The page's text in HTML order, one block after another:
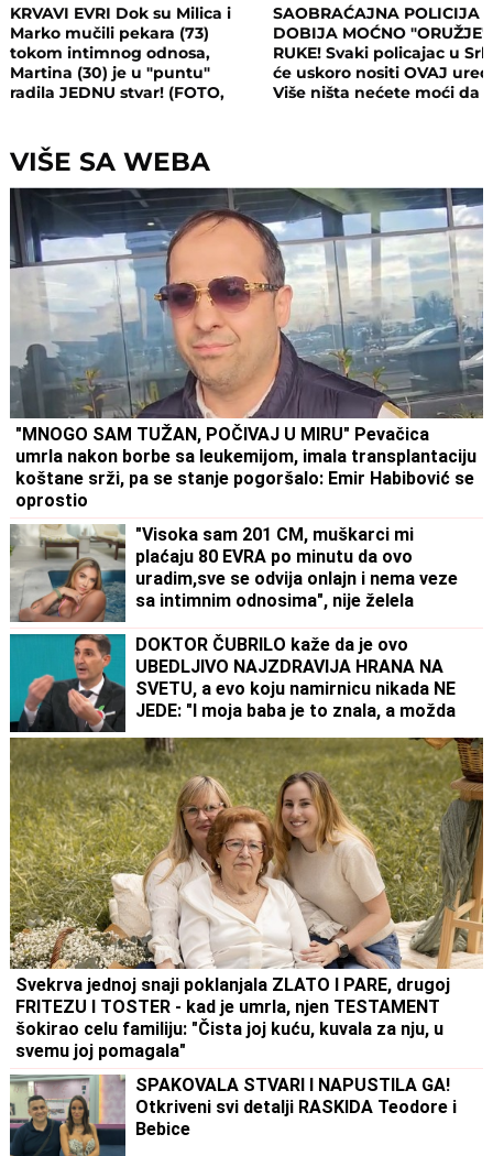
KRVAVI EVRI Dok su Milica i
Marko mučili pekara (73)
tokom intimnog odnosa,
Martina (30) je u "puntu"
radila JEDNU stvar! (FOTO,
SAOBRAĆAJNA POLICIJA
DOBIJA MOĆNO "ORUŽJE"
RUKE! Svaki policajac u
će uskoro nositi OVAJ
Više ništa nećete moći da
VIŠE SA WEBA
"MNOGO SAM TUŽAN, POČIVAJ U MIRU" Pevačica
umrla nakon borbe sa leukemijom, imala transplantaciju
koštane srži, pa se stanje pogoršalo: Emir Habibović se
oprostio
"Visoka sam 201 CM, muškarci mi
plaćaju 80 EVRA po minutu da ovo
uradim,sve se odvija onlajn i nema veze
sa intimnim odnosima", nije želela
opciju - pare su vrh ledenog brega
DOKTOR ČUBRILO kaže da je ovo
UBEDLJIVO NAJZDRAVIJA HRANA NA
SVETU, a evo koju namirnicu nikada NE
JEDE: "I moja baba je to znala, a možda
vam zvuči suludo"
Svekrva jednoj snaji poklanjala ZLATO I PARE, drugoj
FRITEZU I TOSTER - kad je umrla, njen TESTAMENT
šokirao celu familiju: "Čista joj kuću, kuvala za nju, u
svemu joj pomagala"
SPAKOVALA STVARI I NAPUSTILA GA!
Otkriveni svi detalji RASKIDA Teodore i
Bebice